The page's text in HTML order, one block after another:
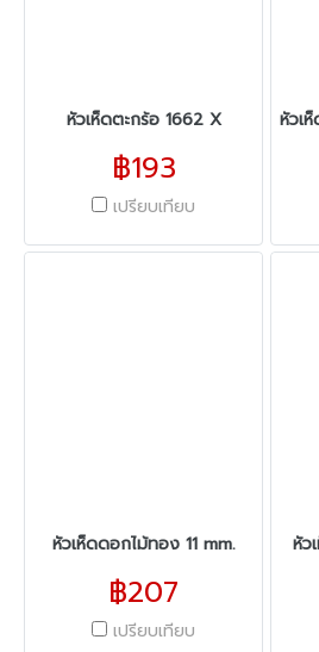
หัวเห็ดตะกร้อ 1662 X
฿193
เปรียบเทียบ
หัวเ
หัวเห็ดดอกไม้ทอง 11 mm.
฿207
เปรียบเทียบ
หัว